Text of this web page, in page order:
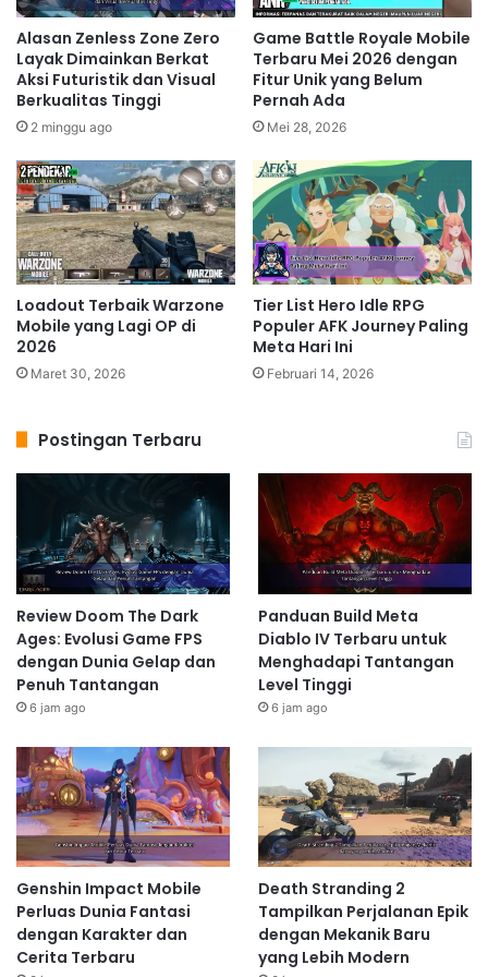
mudah dipelajari, memungkinkan Anda untuk
bergerak, menembak, dan berinteraksi dengan
lingkungan dengan presisi. Meskipun dirancang untuk
perangkat mobile, Warzone Mobile tidak
mengorbankan kualitas visual. Grafisnya tetap
menawan, menampilkan detail lingkungan yang tajam
dan efek visual yang memukau. Pengalaman bermain
terasa seamless, tanpa lag yang mengganggu.
Related Articles
Genshin Impact Mobile Perluas
Dunia Fantasi dengan Karakter dan
Cerita Terbaru
Calon FPS Mobile Terbaik Tahun Ini
1 hari ago
Build Terbaik Senjata Baru
Overpowered di Call of Duty Mobile
untuk Mendominasi Pertandingan
2 hari ago
Dikustomisasi
Call of Duty: Warzone Mobile menawarkan sistem
kontrol yang dapat disesuaikan sepenuhnya. Anda
dapat mengatur tata letak tombol, sensitivitas, dan
berbagai pengaturan lainnya agar sesuai dengan gaya
bermain Anda. Baik Anda pemain veteran Call of Duty
atau baru pertama kali mencoba gamebattle royale
Anda akan menemukan pengaturan kontrol yang
Alasan Zenless Zone Zero
Layak Dimainkan Berkat
Aksi Futuristik dan Visual
Berkualitas Tinggi
2 minggu ago
Game Battle Royale Mobile
Terbaru Mei 2026 dengan
Fitur Unik yang Belum
Pernah Ada
Mei 28, 2026
Loadout Terbaik Warzone
Mobile yang Lagi OP di
2026
Maret 30, 2026
Tier List Hero Idle RPG
Populer AFK Journey Paling
Meta Hari Ini
Februari 14, 2026
Postingan Terbaru
Review Doom The Dark
Ages: Evolusi Game FPS
dengan Dunia Gelap dan
Penuh Tantangan
6 jam ago
Panduan Build Meta
Diablo IV Terbaru untuk
Menghadapi Tantangan
Level Tinggi
6 jam ago
Genshin Impact Mobile
Perluas Dunia Fantasi
dengan Karakter dan
Cerita Terbaru
Death Stranding 2
Tampilkan Perjalanan Epik
dengan Mekanik Baru
yang Lebih Modern